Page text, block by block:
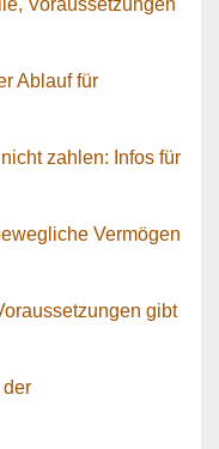
Voraussetzungen
Ablauf für
zahlen: Infos für
Vermögen
gibt